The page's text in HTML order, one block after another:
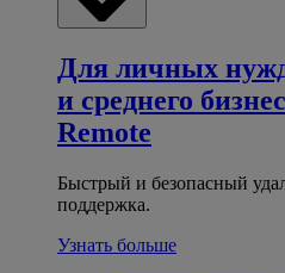
Для личных
и среднего
Remote
Быстрый и безопасный
поддержка.
Узнать больше